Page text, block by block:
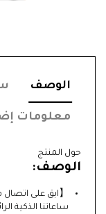
الوصف
معلومات
حول المنتج
الوصف:
【ابق على